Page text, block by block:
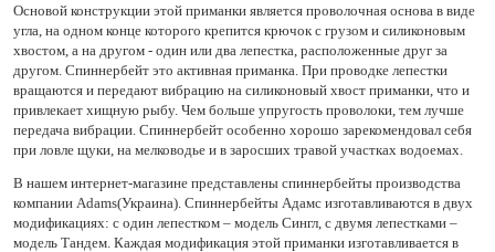
Основой конструкции этой приманки является проволочная основа в виде
угла, на одном конце которого крепится крючок с грузом и силиконовым
хвостом, а на другом - один или два лепестка, расположенные друг за
другом. Спиннербейт это активная приманка. При проводке лепестки
вращаются и передают вибрацию на силиконовый хвост приманки, что и
привлекает хищную рыбу. Чем больше упругость проволоки, тем лучше
передача вибрации. Спиннербейт особенно хорошо зарекомендовал себя
при ловле щуки, на мелководье и в заросших травой участках водоемах.
В нашем интернет-магазине представлены спиннербейты производства
компании Adams(Украина). Спиннербейты Адамс изготавливаются в двух
модификациях: с один лепестком – модель Сингл, с двумя лепестками –
модель Тандем. Каждая модификация этой приманки изготавливается в